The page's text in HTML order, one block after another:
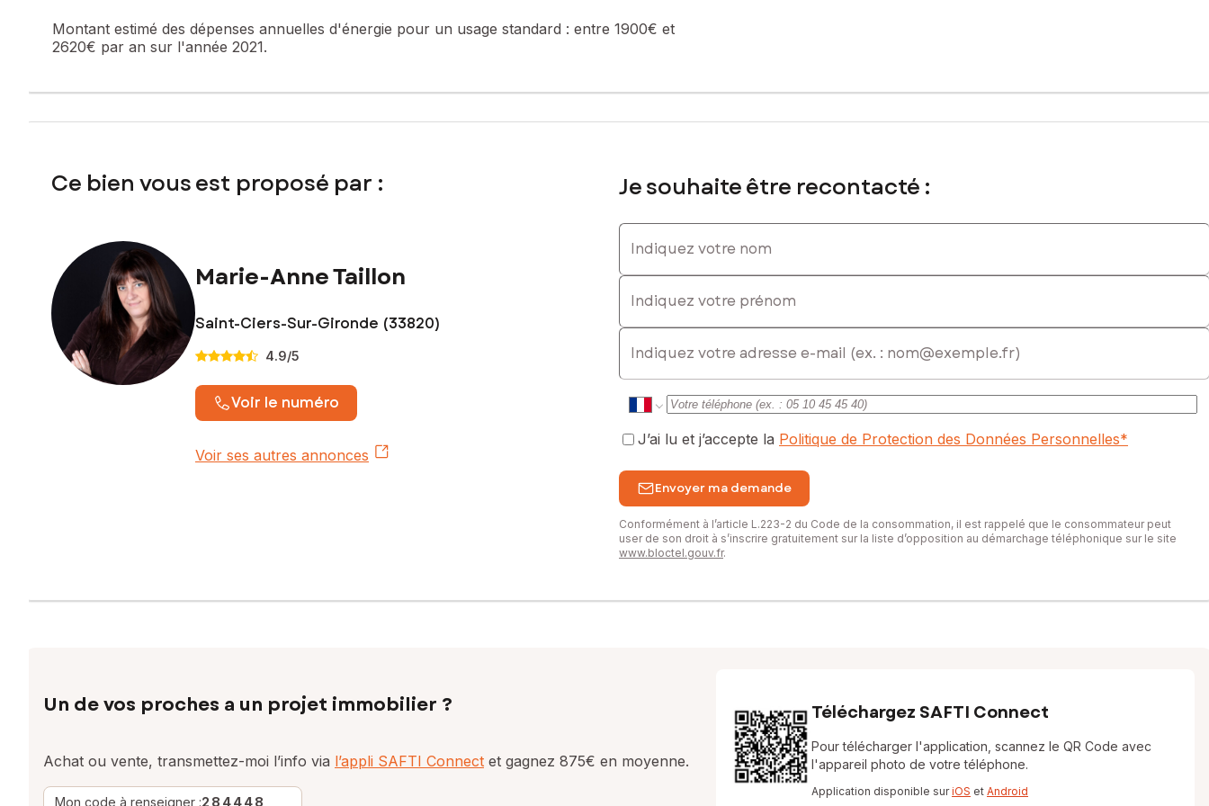
Contactez votre conseiller SAFTI : Marie-Anne TAILLON, Tél. : 07 86 50 20 44, E-mail : marieanne.taillon@safti.fr - EI - Agent commercial immatriculé au RSAC de LIBOURNE sous le numéro 842
353 138
Montant estimé des dépenses annuelles d'énergie pour un usage standard : entre 1900€ et
2620€ par an sur l'année 2021.
Ce bien vous est proposé par :
Marie-Anne Taillon
Saint-Ciers-Sur-Gironde (33820)
4.9/5
Voir le numéro
Voir ses autres annonces
Je souhaite être recontacté :
Indiquez votre nom
Indiquez votre prénom
E-mail
J’ai lu et j’accepte la Politique de Protection des Données Personnelles*
Envoyer ma demande
Conformément à l’article L.223-2 du Code de la consommation, il est rappelé que le consommateur peut
user de son droit à s’inscrire gratuitement sur la liste d’opposition au démarchage téléphonique sur le site
www.bloctel.gouv.fr.
Un de vos proches a un projet immobilier ?
Achat ou vente, transmettez-moi l’info via l’appli SAFTI Connect et gagnez 875€ en moyenne.
Mon code à renseigner :284448
Téléchargez SAFTI Connect
Pour télécharger l'application, scannez le QR Code avec
l'appareil photo de votre téléphone.
Application disponible suriOS et Android